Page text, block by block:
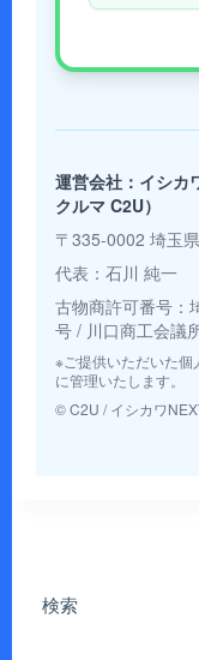
運営会社：イシカ
クルマ C2U）
〒335-0002 埼玉
代表：石川 純一
古物商許可番号：
号 / 川口商工会議
※ご提供いただいた
に管理いたします。
© C2U / イシカワ
検索